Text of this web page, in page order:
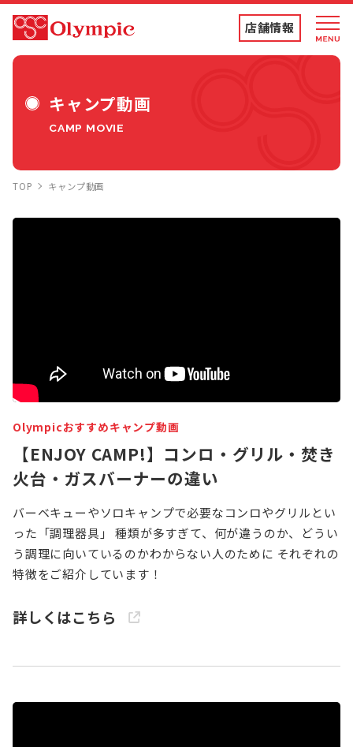
店舗情報
お知らせ
採用情報
キャンプ動画
CAMP MOVIE
TOP キャンプ動画
Olympicおすすめキャンプ動画
【ENJOY CAMP!】コンロ・グリル・焚き
火台・ガスバーナーの違い
バーベキューやソロキャンプで必要なコンロやグリルとい
った「調理器具」 種類が多すぎて、何が違うのか、どうい
う調理に向いているのかわからない人のために それぞれの
特徴をご紹介しています！
詳しくはこちら